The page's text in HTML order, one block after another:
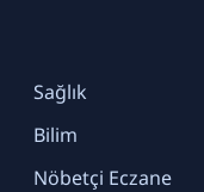
Sağlık
Bilim
Nöbetçi Eczane